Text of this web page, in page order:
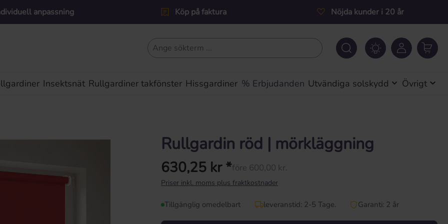
anpassning Köp på faktura Nöjda kunder i 20 år
Insektsnät Rullgardiner takfönster Hissgardiner % Erbjudanden Utvändiga solskydd Övrigt
Rullgardin röd | mörkläggning
Ordinarie pris:
630,25 kr *före 600,00 kr.
Priser inkl. moms plus fraktkostnader
Tillgänglig omedelbart leveranstid: 2-5 Tage. Garanti: 2 år